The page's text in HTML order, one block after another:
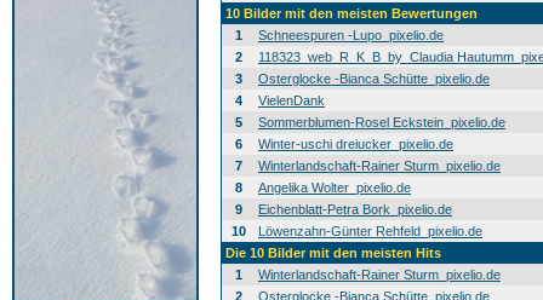
10 Bilder mit den meisten Bewertungen
1
Schneespuren -Lupo_pixelio.de
2
118323_web_R_K_B_by_Claudia
3
Osterglocke -Bianca Schütte_pixelio.de
4
VielenDank
5
Sommerblumen-Rosel Eckstein_pixelio.de
6
Winter-uschi dreiucker_pixelio.de
7
Winterlandschaft-Rainer Sturm_pixelio.de
8
Angelika Wolter_pixelio.de
9
Eichenblatt-Petra Bork_pixelio.de
10
Löwenzahn-Günter Rehfeld_pixelio.de
Die 10 Bilder mit den meisten Hits
1
Winterlandschaft-Rainer Sturm_pixelio.de
2
Osterglocke -Bianca Schütte_pixelio.de